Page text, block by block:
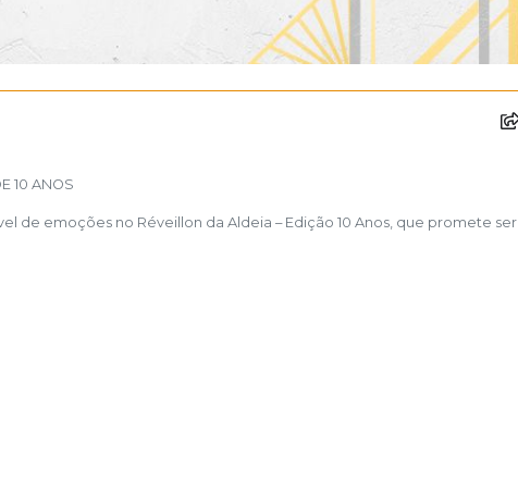
10 ANOS
de emoções no Réveillon da Aldeia – Edição 10 Anos, que promete ser